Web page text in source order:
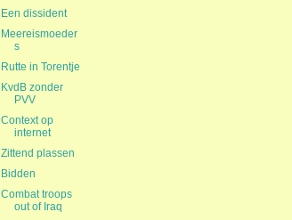
Een dissident
Meereismoeder
s
Rutte in Torentje
KvdB zonder
PVV
Context op
internet
Zittend plassen
Bidden
Combat troops
out of Iraq